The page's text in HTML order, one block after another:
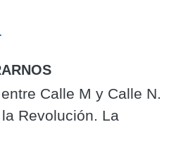
Calle M y Calle N.
Revolución. La